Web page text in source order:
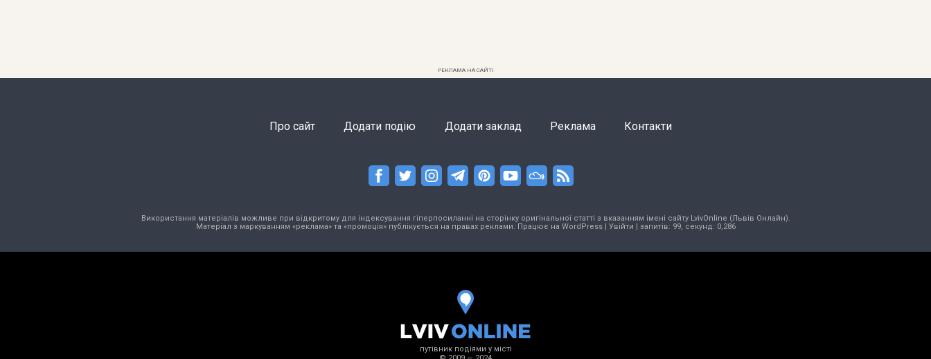
РЕКЛАМА НА САЙТІ
Про сайт Додати подію Додати заклад Реклама Контакти
Використання матеріалів можливе при відкритому для індексування гіперпосиланні на сторінку оригінальної статті з вказанням імені сайту LvivOnline (Львів Онлайн).
Матеріал з маркуванням «реклама» та «промоція» публікується на правах реклами. Працює на WordPress| Увійти | запитів: 99, секунд: 0,286
путівник подіями у місті